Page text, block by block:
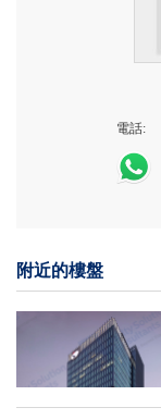
電話:
附近的樓盤